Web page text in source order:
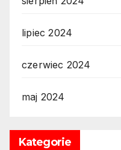
lipiec 2024
czerwiec 2024
maj 2024
Kategorie